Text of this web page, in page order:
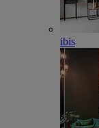
ibis